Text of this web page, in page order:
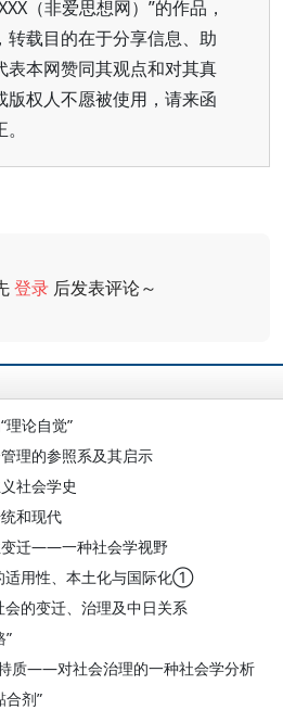
（非爱思想网）”的作品，
转载目的在于分享信息、助
表本网赞同其观点和对其真
版权人不愿被使用，请来函
登录 后发表评论～
理论自觉”
理的参照系及其启示
社会学史
和现代
变迁——一种社会学视野
适用性、本土化与国际化①
的变迁、治理及中日关系
”
质——对社会治理的一种社会学分析
合剂”